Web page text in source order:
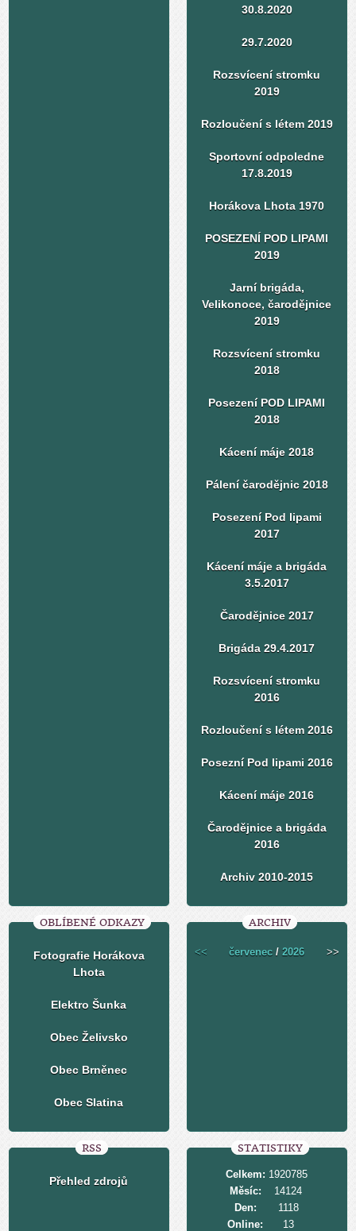
30.8.2020
29.7.2020
Rozsvícení stromku
2019
Rozloučení s létem 2019
Sportovní odpoledne
17.8.2019
Horákova Lhota 1970
POSEZENÍ POD LIPAMI
2019
Jarní brigáda,
Velikonoce, čarodějnice
2019
Rozsvícení stromku
2018
Posezení POD LIPAMI
2018
Kácení máje 2018
Pálení čarodějnic 2018
Posezení Pod lipami
2017
Kácení máje a brigáda
3.5.2017
Čarodějnice 2017
Brigáda 29.4.2017
Rozsvícení stromku
2016
Rozloučení s létem 2016
Posezní Pod lipami 2016
Kácení máje 2016
Čarodějnice a brigáda
2016
Archiv 2010-2015
OBLÍBENÉ ODKAZY
Fotografie Horákova
Lhota
Elektro Šunka
Obec Želivsko
Obec Brněnec
Obec Slatina
ARCHIV
<< červenec /2026 >>
RSS
Přehled zdrojů
STATISTIKY
Online: 13
Celkem: 1920785
Měsíc:
14124
Den:
1118